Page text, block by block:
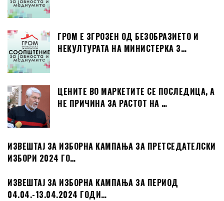
ГРОМ Е ЗГРОЗЕН ОД БЕЗОБРАЗИЕТО И
НЕКУЛТУРАТА НА МИНИСТЕРКА З…
ЦЕНИТЕ ВО МАРКЕТИТЕ СЕ ПОСЛЕДИЦА, А
НЕ ПРИЧИНА ЗА РАСТОТ НА …
ИЗВЕШТАЈ ЗА ИЗБОРНА КАМПАЊА ЗА ПРЕТСЕДАТЕЛСКИ
ИЗБОРИ 2024 ГО…
ИЗВЕШТАЈ ЗА ИЗБОРНА КАМПАЊА ЗА ПЕРИОД
04.04.-13.04.2024 ГОДИ…